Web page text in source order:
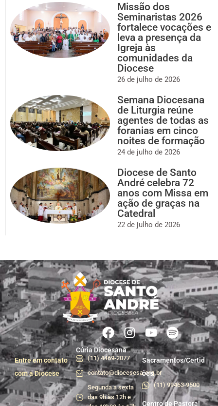
Missão dos
Seminaristas 2026
fortalece vocações e
leva a presença da
Igreja às
comunidades da
Diocese
26 de julho de 2026
Semana Diocesana
de Liturgia reúne
agentes de todas as
foranias em cinco
noites de formação
24 de julho de 2026
Diocese de Santo
André celebra 72
anos com Missa em
ação de graças na
Catedral
22 de julho de 2026
Entre em contato
com a Diocese
Cúria Diocesana
(11) 4469-2077
contato@diocesesa.org.br
Segunda a sexta
das 9h às 12h e
Sacramentos/Certid
ões
(11) 99463-9500
Centro de Pastoral